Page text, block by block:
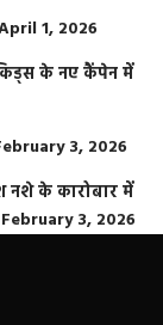
1, 2026
के नए कैंपेन में
3, 2026
नशे के कारोबार में
February 3, 2026